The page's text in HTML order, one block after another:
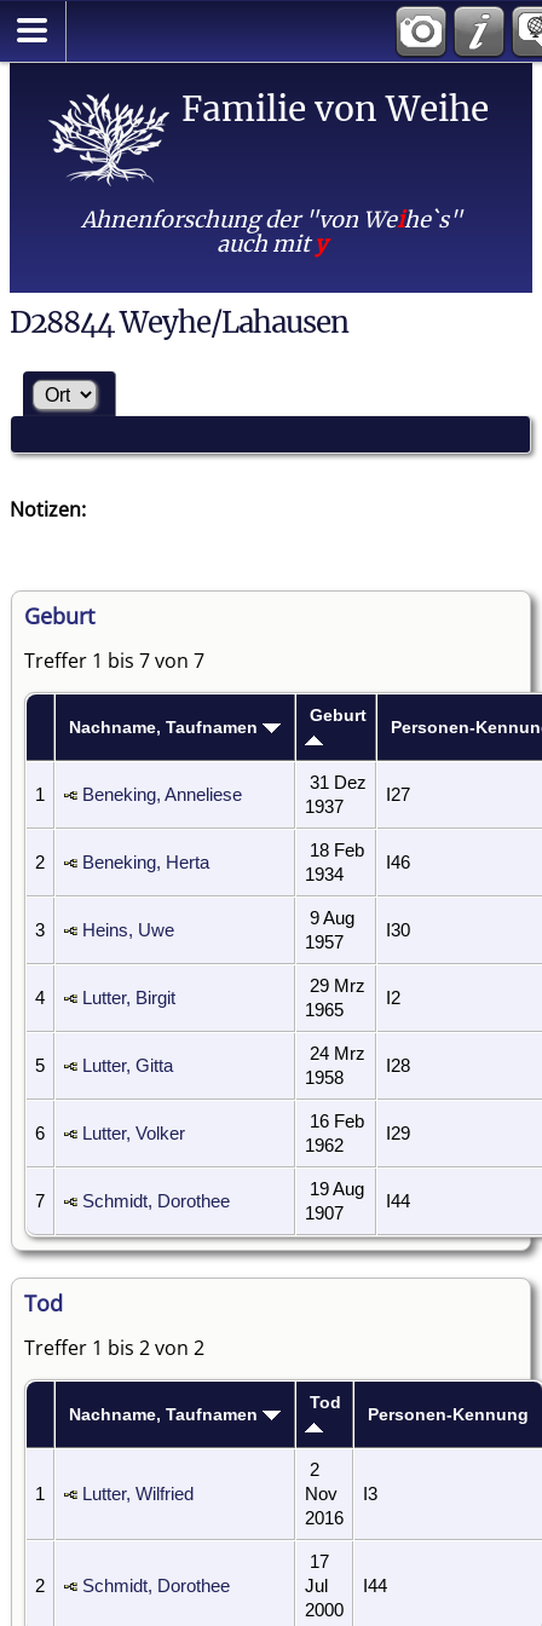
Familie von Weihe
Ahnenforschung der "von Weihe`s"
auch mity
D28844 Weyhe/Lahausen
Notizen:
Geburt
Treffer 1 bis 7 von 7
Nachname, Taufnamen
Geburt
Personen-
1 Beneking, Anneliese
31 Dez
1937
I27
2 Beneking, Herta
18 Feb
1934
I46
3 Heins, Uwe
9 Aug
1957
I30
4 Lutter, Birgit
29 Mrz
1965
I2
5 Lutter, Gitta
24 Mrz
1958
I28
6 Lutter, Volker
16 Feb
1962
I29
7 Schmidt, Dorothee
19 Aug
1907
I44
Tod
Treffer 1 bis 2 von 2
Nachname, Taufnamen
Tod
Personen-Kennung
1 Lutter, Wilfried
2
Nov
2016
I3
2 Schmidt, Dorothee
17
Jul
2000
I44